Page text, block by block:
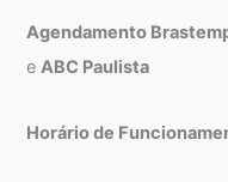
Agendamento
eABC Paulista
Horário de